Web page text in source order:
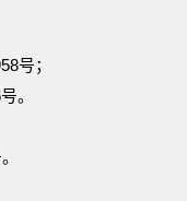
号；
。